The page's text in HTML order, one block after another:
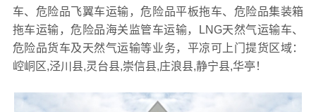
车、危险品飞翼车运输，危险品平板拖车、危险品集装箱
拖车运输，危险品海关监管车运输，LNG天然气运输车、
危险品货车及天然气运输等业务，平凉可上门提货区域：
崆峒区,泾川县,灵台县,崇信县,庄浪县,静宁县,华亭！